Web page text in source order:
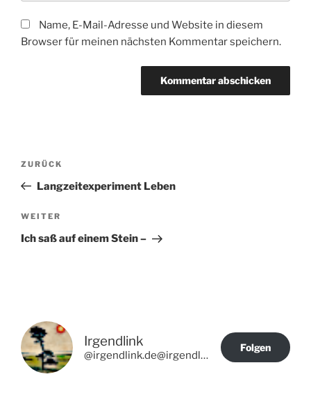
Name, E-Mail-Adresse und Website in diesem
Browser für meinen nächsten Kommentar speichern.
Beitragsnavigation
Vorheriger
Beitrag
ZURÜCK
Langzeitexperiment Leben
Nächster
Beitrag
WEITER
Ich saß auf einem Stein –
Irgendlink
@irgendlink.de@irgendlink.de
Folgen